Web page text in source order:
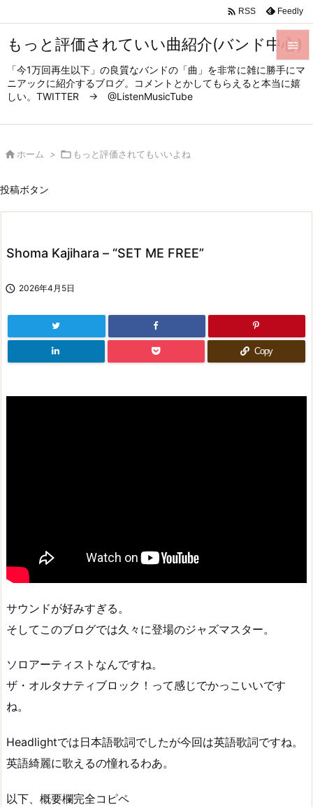
もっと評価されていい曲紹介(バンド中心)
「今1万回再生以下」の良質なバンドの「曲」を非常に雑に勝手にマ
ニアックに紹介するブログ。コメントとかしてもらえると本当に嬉
しい。TWITTER → @ListenMusicTube


メニュ
サイド
 RSS Feedly
 ホーム >  もっと評価されてもいいよね
投稿ボタン
Shoma Kajihara – “SET ME FREE”
 2026年4月5日
Copy
サウンドが好みすぎる。
そしてこのブログでは久々に登場のジャズマスター。
ソロアーティストなんですね。
ザ・オルタナティブロック！って感じでかっこいいです
ね。
Headlightでは日本語歌詞でしたが今回は英語歌詞ですね。
英語綺麗に歌えるの憧れるわあ。
以下、概要欄完全コピペ